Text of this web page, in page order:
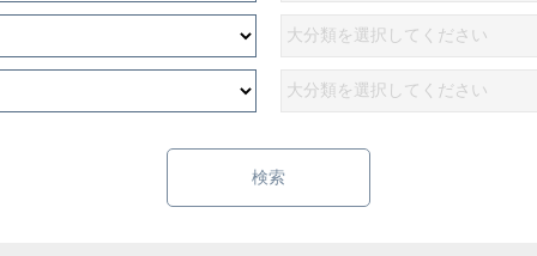
検索